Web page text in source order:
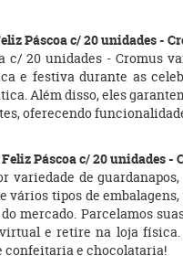
Páscoa c/ 20 unidades -
c/ 20 unidades -
e festiva durante as
Além disso, eles
oferecendo
Páscoa c/ 20 unidades -
de
vários tipos de
mercado. Parcelamos
e retire na loja
confeitaria e chocolataria!